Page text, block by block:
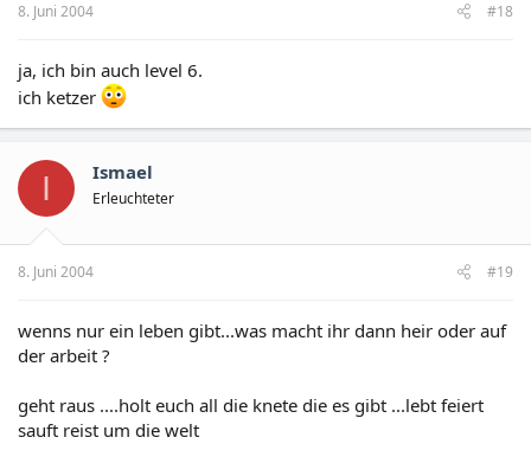
8. Juni 2004 #18
ja, ich bin auch level 6.
ich ketzer
I Ismael
Erleuchteter
8. Juni 2004 #19
wenns nur ein leben gibt...was macht ihr dann heir oder auf
der arbeit ?
geht raus ....holt euch all die knete die es gibt ...lebt feiert
sauft reist um die welt